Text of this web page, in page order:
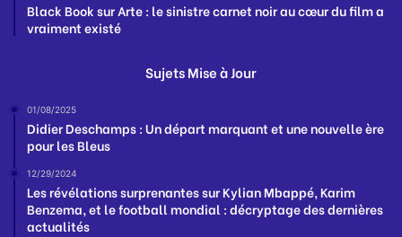
Black Book sur Arte : le sinistre carnet noir au cœur du film a
vraiment existé
Sujets Mise à Jour
01/08/2025
Didier Deschamps : Un départ marquant et une nouvelle ère
pour les Bleus
12/29/2024
Les révélations surprenantes sur Kylian Mbappé, Karim
Benzema, et le football mondial : décryptage des dernières
actualités